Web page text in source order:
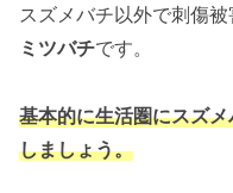
スズメバチ以外で刺傷被
ミツバチです。
基本的に生活圏にスズ
しましょう。